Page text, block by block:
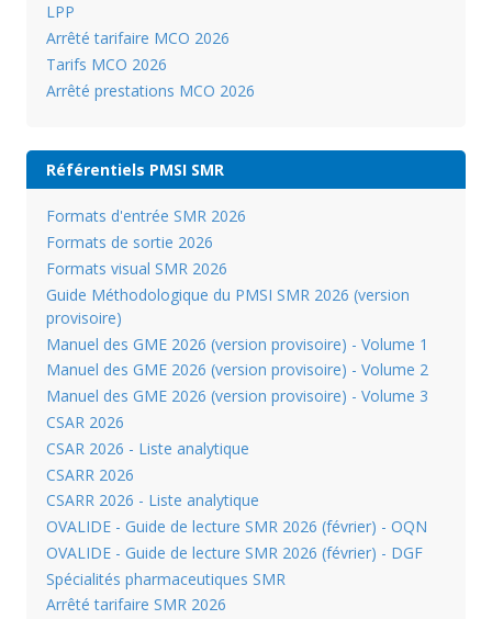
LPP
Arrêté tarifaire MCO 2026
Tarifs MCO 2026
Arrêté prestations MCO 2026
Référentiels PMSI SMR
Formats d'entrée SMR 2026
Formats de sortie 2026
Formats visual SMR 2026
Guide Méthodologique du PMSI SMR 2026 (version
provisoire)
Manuel des GME 2026 (version provisoire) - Volume 1
Manuel des GME 2026 (version provisoire) - Volume 2
Manuel des GME 2026 (version provisoire) - Volume 3
CSAR 2026
CSAR 2026 - Liste analytique
CSARR 2026
CSARR 2026 - Liste analytique
OVALIDE - Guide de lecture SMR 2026 (février) - OQN
OVALIDE - Guide de lecture SMR 2026 (février) - DGF
Spécialités pharmaceutiques SMR
Arrêté tarifaire SMR 2026